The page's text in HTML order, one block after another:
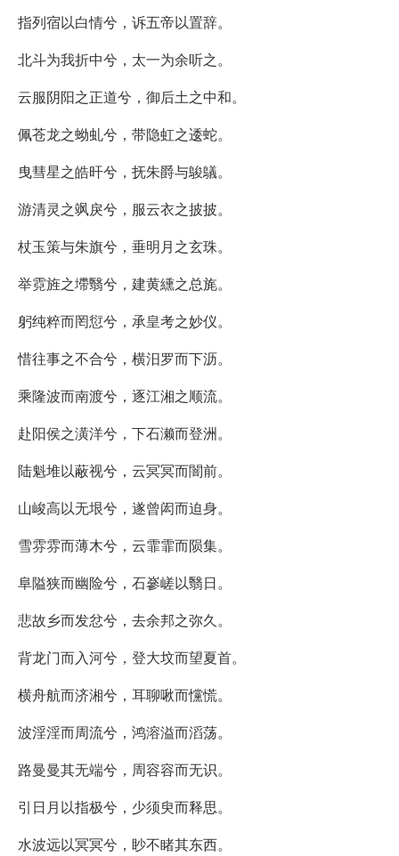
指列宿以白情兮，诉五帝以置辞。
北斗为我折中兮，太一为余听之。
云服阴阳之正道兮，御后土之中和。
佩苍龙之蚴虬兮，带隐虹之逶蛇。
曳彗星之皓旰兮，抚朱爵与鵔鸃。
游清灵之飒戾兮，服云衣之披披。
杖玉策与朱旗兮，垂明月之玄珠。
举霓旌之墆翳兮，建黄纁之总旄。
躬纯粹而罔愆兮，承皇考之妙仪。
惜往事之不合兮，横汨罗而下沥。
乘隆波而南渡兮，逐江湘之顺流。
赴阳侯之潢洋兮，下石濑而登洲。
陆魁堆以蔽视兮，云冥冥而闇前。
山峻高以无垠兮，遂曾闳而迫身。
雪雰雰而薄木兮，云霏霏而陨集。
阜隘狭而幽险兮，石嵾嵯以翳日。
悲故乡而发忿兮，去余邦之弥久。
背龙门而入河兮，登大坟而望夏首。
横舟航而济湘兮，耳聊啾而戃慌。
波淫淫而周流兮，鸿溶溢而滔荡。
路曼曼其无端兮，周容容而无识。
引日月以指极兮，少须臾而释思。
水波远以冥冥兮，眇不睹其东西。